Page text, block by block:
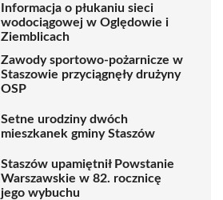
Informacja o płukaniu sieci
wodociągowej w Oględowie i
Ziemblicach
Zawody sportowo-pożarnicze w
Staszowie przyciągnęły drużyny
OSP
Setne urodziny dwóch
mieszkanek gminy Staszów
Staszów upamiętnił Powstanie
Warszawskie w 82. rocznicę
jego wybuchu